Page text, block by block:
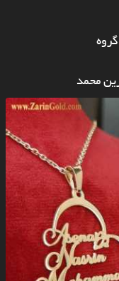
محمد